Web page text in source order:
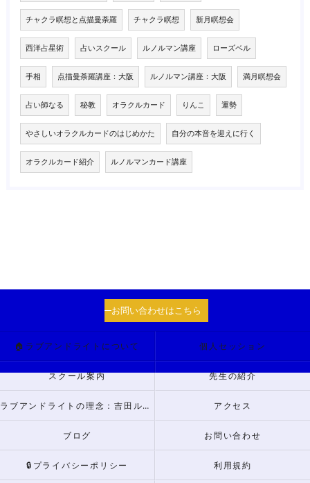
チャクラ瞑想と点描曼荼羅 チャクラ瞑想 新月瞑想会
西洋占星術 占いスクール ルノルマン講座 ローズベル
手相 点描曼荼羅講座：大阪 ルノルマン講座：大阪 満月瞑想会
占い師なる 秘教 オラクルカード りんこ 運勢
やさしいオラクルカードのはじめかた 自分の本音を迎えに行く
オラクルカード紹介 ルノルマンカード講座
お問い合わせはこちら
🏠ラブアンドライトについて 個人セッション
スクール案内 先生の紹介
ラブアンドライトの理念：吉田ルナからのメッセージ アクセス
ブログ お問い合わせ
🔒プライバシーポリシー 利用規約